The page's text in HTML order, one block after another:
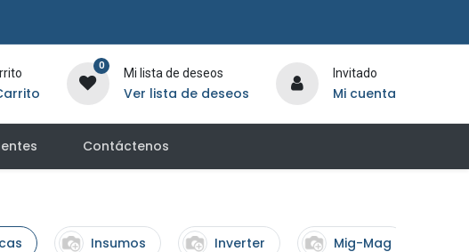
0
Mi lista de deseos
Ver lista de deseos
Invitado
Mi cuenta
Contáctenos
Insumos Inverter Mig-Mag